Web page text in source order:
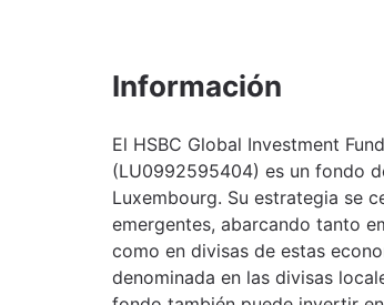
Información
El HSBC Global Investment
(LU0992595404) es un fondo
Luxembourg. Su estrategia se
emergentes, abarcando tanto
como en divisas de estas
denominada en las divisas